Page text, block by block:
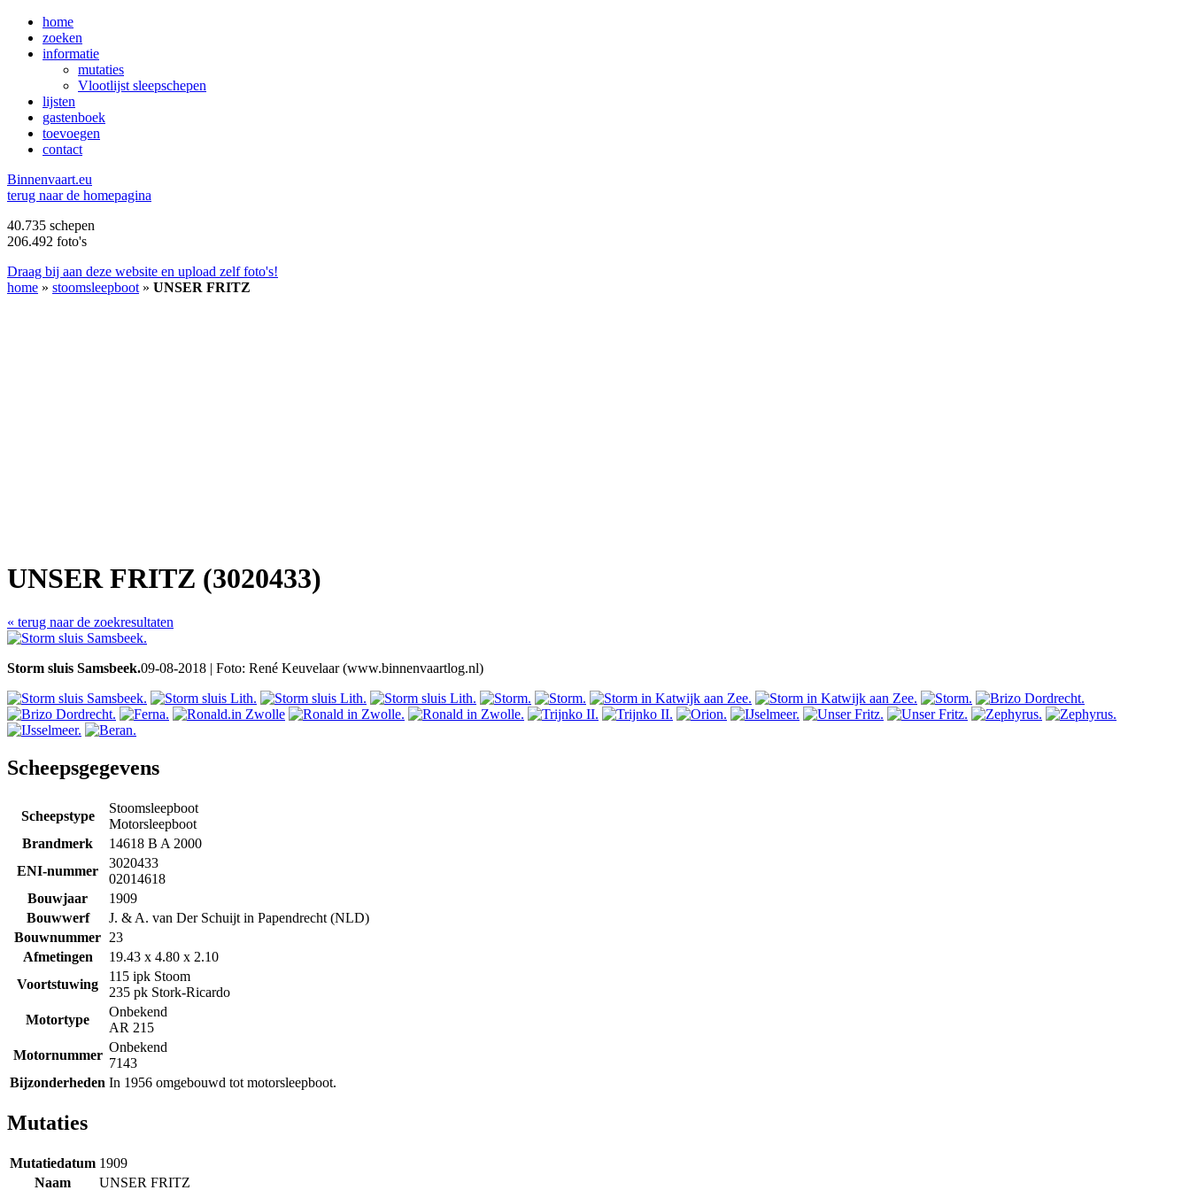
home
zoeken
informatie
mutaties
Vlootlijst sleepschepen
lijsten
gastenboek
toevoegen
contact
Binnenvaart.eu
terug naar de homepagina
40.735 schepen
206.492 foto's
Draag bij aan deze website en upload zelf foto's!
home » stoomsleepboot » UNSER FRITZ
UNSER FRITZ (3020433)
« terug naar de zoekresultaten
Storm sluis Samsbeek.09-08-2018 | Foto: René Keuvelaar (www.binnenvaartlog.nl)
Scheepsgegevens
Scheepstype
Stoomsleepboot
Motorsleepboot
Brandmerk
14618 B A 2000
ENI-nummer
3020433
02014618
Bouwjaar
1909
Bouwwerf
J. & A. van Der Schuijt in Papendrecht (NLD)
Bouwnummer 23
Afmetingen
19.43 x 4.80 x 2.10
Voortstuwing
115 ipk Stoom
235 pk Stork-Ricardo
Motortype
Onbekend
AR 215
Motornummer
Onbekend
7143
Bijzonderheden In 1956 omgebouwd tot motorsleepboot.
Mutaties
Mutatiedatum 1909
Naam
UNSER FRITZ